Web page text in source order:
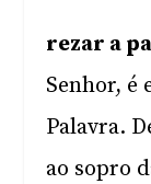
rezar a
Senhor, é
Palavra.
ao sopro